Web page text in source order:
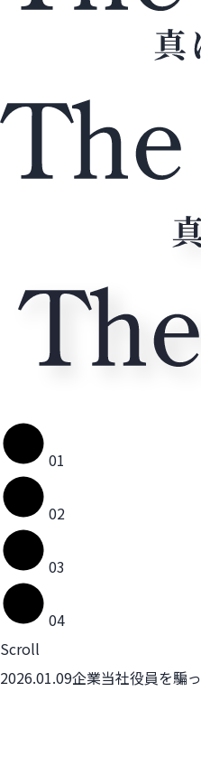
01
02
03
04
Scroll
2026.01.09企業当社役員を騙